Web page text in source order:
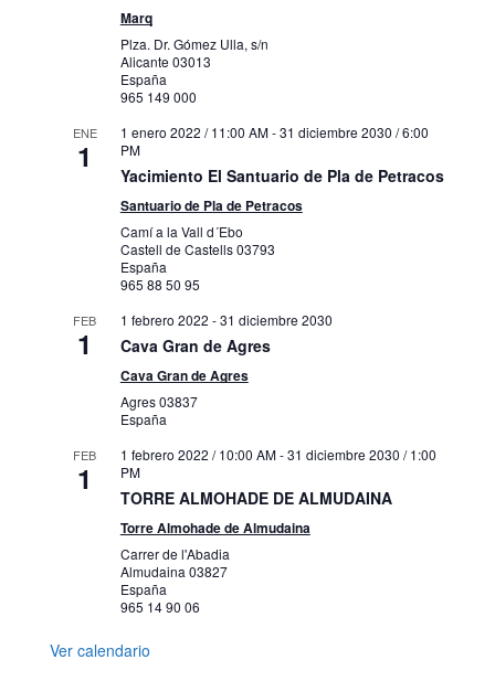
Marq
Plza. Dr. Gómez Ulla, s/n
Alicante 03013
España
965 149 000
ENE
1
1 enero 2022 / 11:00 AM-31 diciembre 2030 / 6:00
PM
Yacimiento El Santuario de Pla de Petracos
Santuario de Pla de Petracos
Camí a la Vall d´Ebo
Castell de Castells03793
España
965 88 50 95
FEB
1
1 febrero 2022 -31 diciembre 2030
Cava Gran de Agres
Cava Gran de Agres
Agres03837
España
FEB
1
1 febrero 2022 / 10:00 AM-31 diciembre 2030 / 1:00
PM
TORRE ALMOHADE DE ALMUDAINA
Torre Almohade de Almudaina
Carrer de l'Abadia
Almudaina 03827
España
965 14 90 06
Ver calendario